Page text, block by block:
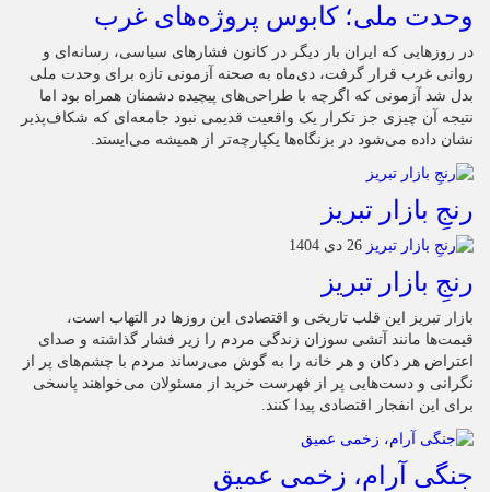
وحدت ملی؛ کابوس پروژه‌های غرب
در روزهایی که ایران بار دیگر در کانون فشارهای سیاسی، رسانه‌ای و
روانی غرب قرار گرفت، دی‌ماه به صحنه آزمونی تازه برای وحدت ملی
بدل شد آزمونی که اگرچه با طراحی‌های پیچیده دشمنان همراه بود اما
نتیجه آن چیزی جز تکرار یک واقعیت قدیمی نبود جامعه‌ای که شکاف‌پذیر
نشان داده می‌شود در بزنگاه‌ها یکپارچه‌تر از همیشه می‌ایستد.
رنجِ بازار تبریز
26 دی 1404
رنجِ بازار تبریز
بازار تبریز این قلب تاریخی و اقتصادی این روزها در التهاب است،
قیمت‌ها مانند آتشی سوزان زندگی مردم را زیر فشار گذاشته و صدای
اعتراض هر دکان و هر خانه را به گوش می‌رساند مردم با چشم‌های پر از
نگرانی و دست‌هایی پر از فهرست خرید از مسئولان می‌خواهند پاسخی
برای این انفجار اقتصادی پیدا کنند.
جنگی آرام، زخمی عمیق